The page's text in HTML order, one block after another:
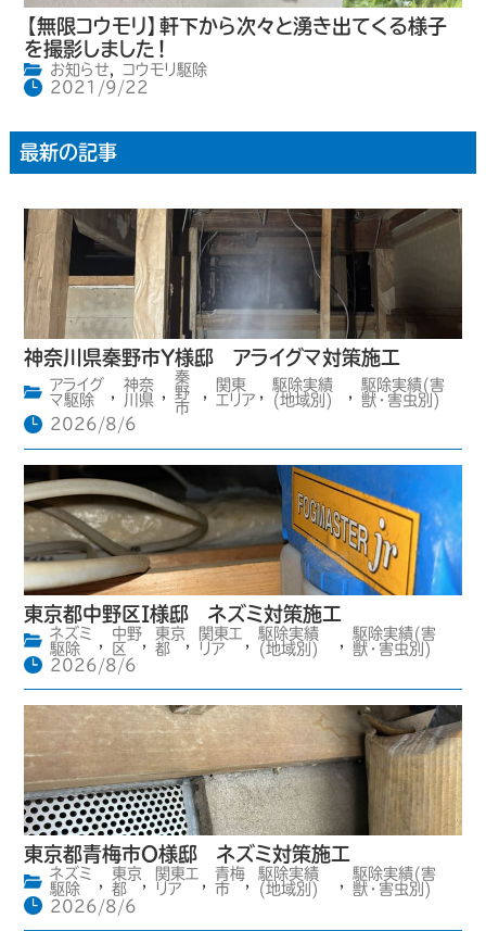
【無限コウモリ】軒下から次々と湧き出てくる様子
を撮影しました！
お知らせ,
コウモリ駆除
2021/9/22
最新の記事
神奈川県秦野市Y様邸 アライグマ対策施工
アライグ
マ駆除
,
神奈
川県 ,
秦
野
市
,
関東
エリア ,
駆除実績
(地域別)
,
駆除実績(害
獣・害虫別)
2026/8/6
東京都中野区I様邸 ネズミ対策施工
ネズミ
駆除
中野
区
東京
都
関東エ
リア
駆除実績
(地域別)
駆除実績(害
獣・害虫別)
2026/8/6
東京都青梅市O様邸 ネズミ対策施工
ネズミ
駆除
,
東京
都
,
関東エ
リア
,
青梅
市
,
駆除実績
(地域別)
,
駆除実績(害
獣・害虫別)
2026/8/6